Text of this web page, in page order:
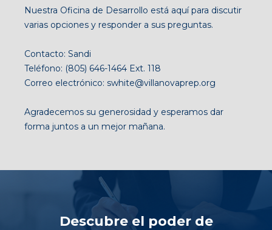
Nuestra Oficina de Desarrollo está aquí para discutir
varias opciones y responder a sus preguntas.
Contacto: Sandi
Teléfono: (805) 646-1464 Ext. 118
Correo electrónico: swhite@villanovaprep.org
Agradecemos su generosidad y esperamos dar
forma juntos a un mejor mañana.
Descubre el poder de